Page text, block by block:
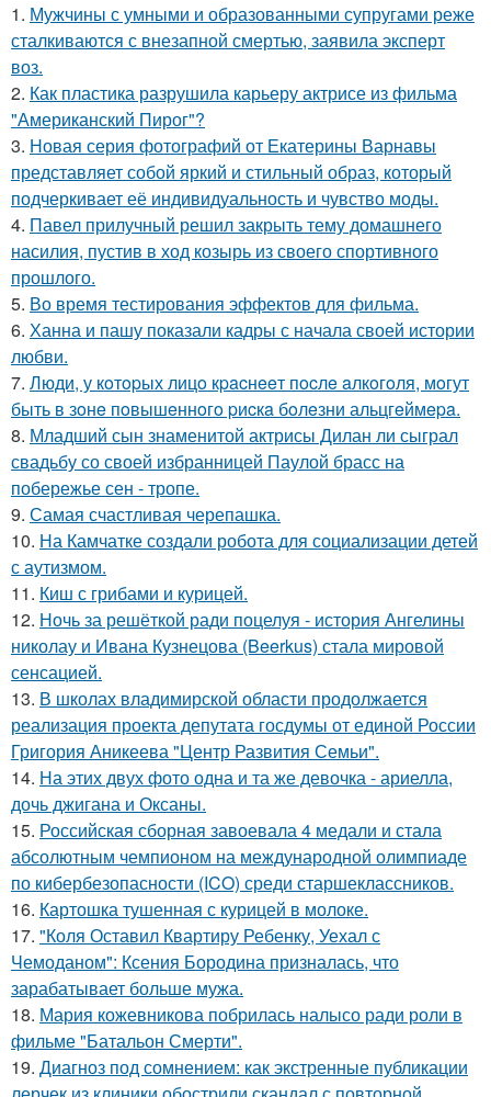
1. Мужчины с умными и образованными супругами реже
сталкиваются с внезапной смертью, заявила эксперт
воз.
2. Как пластика разрушила карьеру актрисе из фильма
"Американский Пирог"?
3. Новая серия фотографий от Екатерины Варнавы
представляет собой яркий и стильный образ, который
подчеркивает её индивидуальность и чувство моды.
4. Павел прилучный решил закрыть тему домашнего
насилия, пустив в ход козырь из своего спортивного
прошлого.
5. Во время тестирования эффектов для фильма.
6. Ханна и пашу показали кадры с начала своей истории
любви.
7. Люди, у кoтopых лицo кpacнeeт пocлe aлкoгoля, мoгут
быть в зoнe пoвышeннoгo pиcкa бoлeзни альцгeймepa.
8. Младший сын знаменитой актрисы Дилан ли сыграл
свадьбу со своей избранницей Паулой брасс на
побережье сен - тропе.
9. Самая счастливая черепашка.
10. На Камчатке создали робота для социализации детей
с аутизмом.
11. Киш с грибами и курицей.
12. Ночь за решёткой ради поцелуя - история Ангелины
николау и Ивана Кузнецова (Beerkus) стала мировой
сенсацией.
13. В школах владимирской области продолжается
реализация проекта депутата госдумы от единой России
Григория Аникеева "Центр Развития Семьи".
14. На этих двух фото одна и та же девочка - ариелла,
дочь джигана и Оксаны.
15. Российская сборная завоевала 4 медали и стала
абсолютным чемпионом на международной олимпиаде
по кибербезопасности (ICO) среди старшеклассников.
16. Картошка тушенная с курицей в молоке.
17. "Коля Оставил Квартиру Ребенку, Уехал с
Чемоданом": Ксения Бородина призналась, что
зарабатывает больше мужа.
18. Мария кожевникова побрилась налысо ради роли в
фильме "Батальон Смерти".
19. Диагноз под сомнением: как экстренные публикации